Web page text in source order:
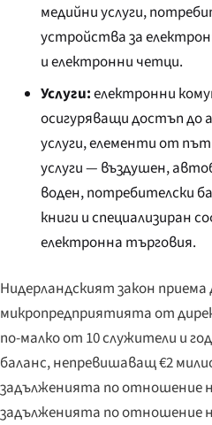
медийни услуги,
устройства за
и електронни четци.
Услуги:електронни
осигуряващи достъп до
услуги, елементи от
услуги — въздушен,
воден, потребителски
книги и специализиран
електронна търговия.
Нидерландският закон
микропредприятията от
по-малко от 10 служители и
баланс, непревишаващ €2
задълженията по отношение
задълженията по отношение